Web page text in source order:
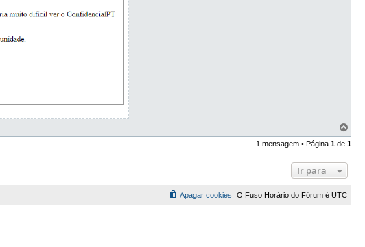
o
p
1 mensagem • Página 1 de 1
Ir para
O Fuso Horário do Fórum é UTC
Apagar cookies